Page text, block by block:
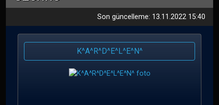
Son güncelleme: 13.11.2022 15:40
K^A^R^D^E^L^E^N^